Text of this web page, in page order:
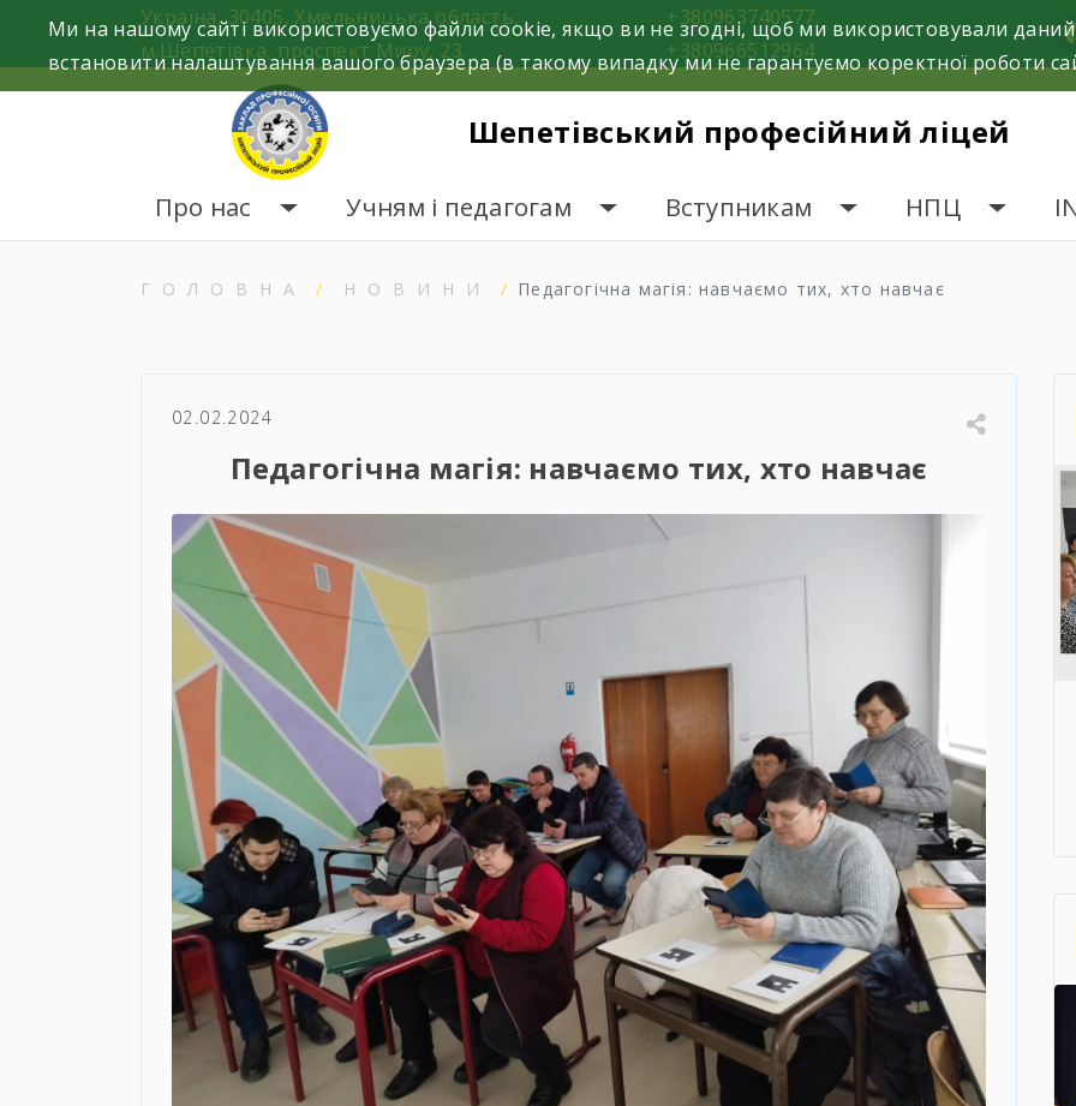
Україна, 30405, Хмельницька область,
м.Шепетівка, проспект Миру, 23.
+380963740577,
+380966512964
Шепетівський професійний ліцей
Про нас Учням і педагогам Вступникам НПЦ
ГОЛОВНА НОВИНИ Педагогічна магія: навчаємо тих, хто навчає
02.02.2024
Педагогічна магія: навчаємо тих, хто навчає
Ми на нашому сайті використовуємо файли cookie, якщо ви не згодні, щоб ми використовували
встановити налаштування вашого браузера (в такому випадку ми не гарантуємо коректної роботи